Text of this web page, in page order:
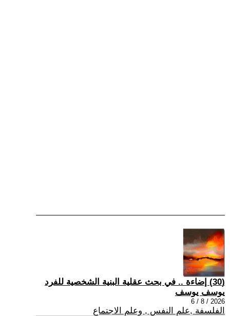
(30) إضاءة .. في بحث عقلية البنية الشخصية للفرد
يوسف يوسف
2026 / 8 / 6
الفلسفة ,علم النفس , وعلم الاجتماع